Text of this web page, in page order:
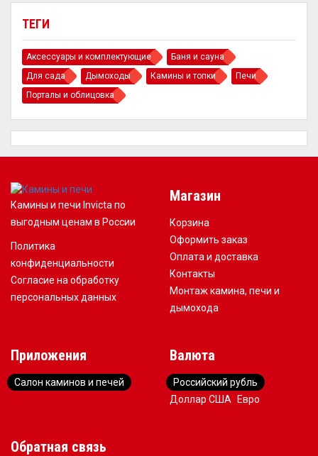
ТЕГИ
Аксессуары и комплектующие
Баня и сауна
Для сада
Дымоходы Камины и топки
Печи
Порталы и облицовка
Камины и печи Invicta по
выгодным ценам в России
Политика
конфиденциальности
Согласие на обработку
персональных данных
Магазин
Корзина
Оформить заказ
Оплата и доставка
Контакты
Монтаж камина, печи и
дымохода
Приложения
Салон каминов и печей
Валюта
Российский рубль
Доллар США
Евро
Обратная связь